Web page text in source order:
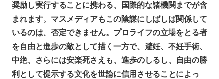
奨励し実行することに携わる、国際的な諸機関までが含
まれます。マスメディアもこの陰謀にしばしば関係して
いるのは、否定できません。プロライフの立場をとる者
を自由と進歩の敵として描く一方で、避妊、不妊手術、
中絶、さらには安楽死さえも、進歩のしるし、自由の勝
利として提示する文化を世論に信用させることによっ